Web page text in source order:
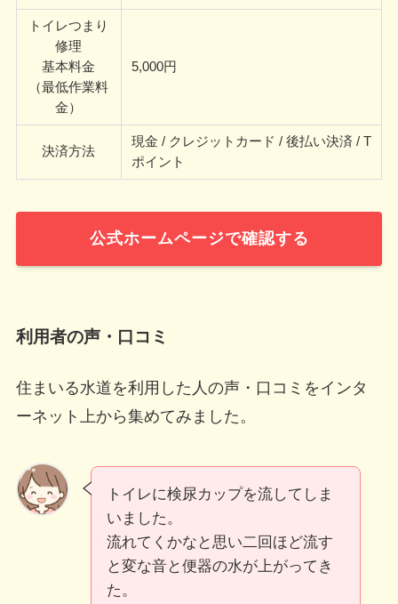
トイレつまり
修理
基本料金
（最低作業料
金）
5,000円
決済方法
現金 / クレジットカード / 後払い決済 / T
ポイント
公式ホームページで確認する
利用者の声・口コミ
住まいる水道を利用した人の声・口コミをインタ
ーネット上から集めてみました。
トイレに検尿カップを流してしま
いました。
流れてくかなと思い二回ほど流す
と変な音と便器の水が上がってき
た。